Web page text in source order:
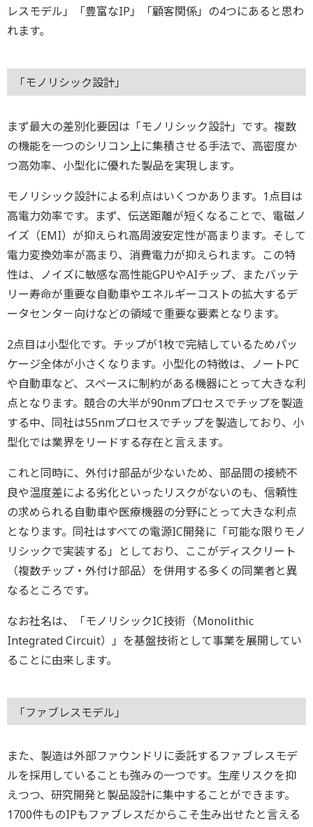
レスモデル」「豊富なIP」「顧客関係」の4つにあると思わ
れます。
「モノリシック設計」
まず最大の差別化要因は「モノリシック設計」です。複数
の機能を一つのシリコン上に集積させる手法で、高密度か
つ高効率、小型化に優れた製品を実現します。
モノリシック設計による利点はいくつかあります。1点目は
高電力効率です。まず、伝送距離が短くなることで、電磁ノ
イズ（EMI）が抑えられ高周波安定性が高まります。そして
電力変換効率が高まり、消費電力が抑えられます。この特
性は、ノイズに敏感な高性能GPUやAIチップ、またバッテ
リー寿命が重要な自動車やエネルギーコストの拡大するデ
ータセンタ－向けなどの領域で重要な要素となります。
2点目は小型化です。チップが1枚で完結しているためパッ
ケージ全体が小さくなります。小型化の特徴は、ノートPC
や自動車など、スペースに制約がある機器にとって大きな利
点となります。競合の大半が90nmプロセスでチップを製造
する中、同社は55nmプロセスでチップを製造しており、小
型化では業界をリードする存在と言えます。
これと同時に、外付け部品が少ないため、部品間の接続不
良や温度差による劣化といったリスクがないのも、信頼性
の求められる自動車や医療機器の分野にとって大きな利点
となります。同社はすべての電源IC開発に「可能な限りモノ
リシックで実装する」としており、ここがディスクリート
（複数チップ・外付け部品）を併用する多くの同業者と異
なるところです。
なお社名は、「モノリシックIC技術（Monolithic
Integrated Circuit）」を基盤技術として事業を展開してい
ることに由来します。
「ファブレスモデル」
また、製造は外部ファウンドリに委託するファブレスモデ
ルを採用していることも強みの一つです。生産リスクを抑
えつつ、研究開発と製品設計に集中することができます。
1700件ものIPもファブレスだからこそ生み出せたと言える